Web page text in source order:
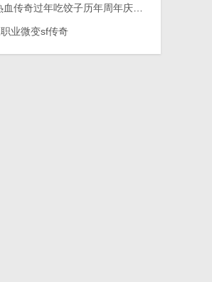
奇过年吃饺子历年周年庆都做了什么啊？
业微变sf传奇